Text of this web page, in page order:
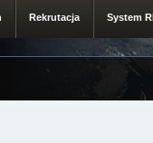
Rekrutacja System